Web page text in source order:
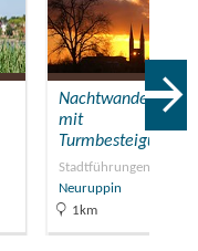
Nachtwanderung
mit
Turmbesteigung
Stadtführungen
Neuruppin
1km